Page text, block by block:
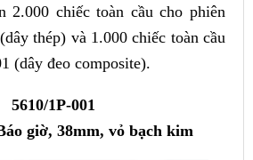
2.000 chiếc toàn cầu cho phiên
thép) và 1.000 chiếc toàn cầu
(dây đeo composite).
5610/1P-001
giờ, 38mm, vỏ bạch kim